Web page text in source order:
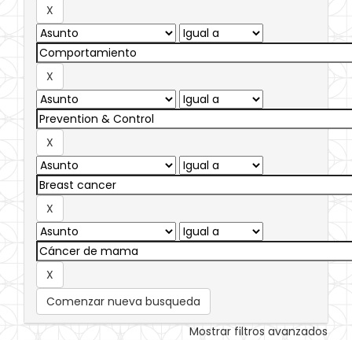
Comenzar nueva busqueda
Mostrar filtros avanzados